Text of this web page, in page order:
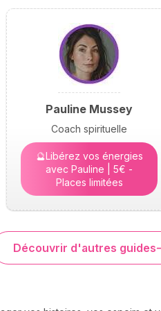
Pauline Mussey
Coach spirituelle
🔮Libérez vos énergies
avec Pauline | 5€ -
Places limitées
Découvrir d'autres guides